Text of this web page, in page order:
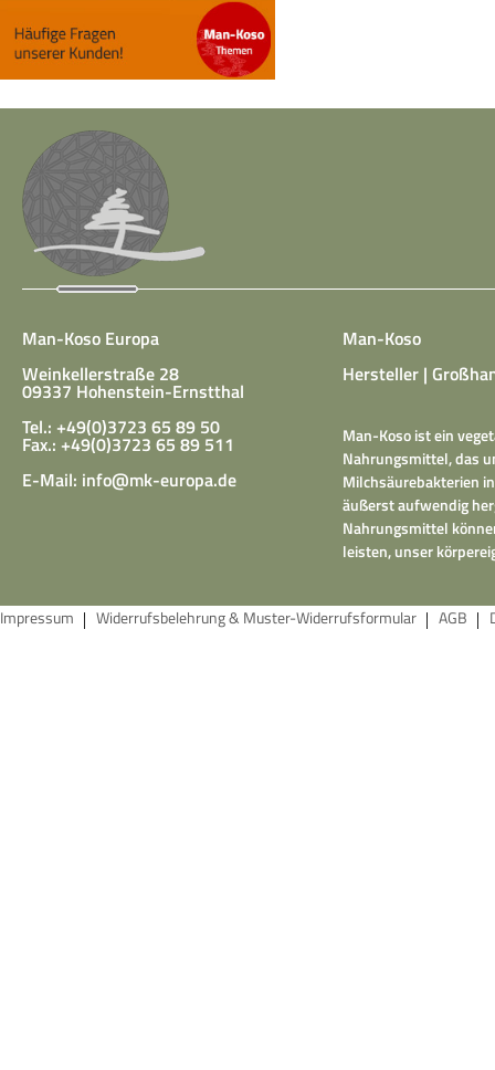
Man-Koso Europa
Weinkellerstraße 28
09337 Hohenstein-Ernstthal
Tel.: +49(0)3723 65 89 50
Fax.: +49(0)3723 65 89 511
E-Mail: info@mk-europa.de
Man-Koso
Hersteller |
Man-Koso ist ein
Nahrungsmittel, das
Milchsäurebakterien
äußerst aufwendig
Nahrungsmittel
leisten, unser
Impressum Widerrufsbelehrung & Muster-Widerrufsformular AGB